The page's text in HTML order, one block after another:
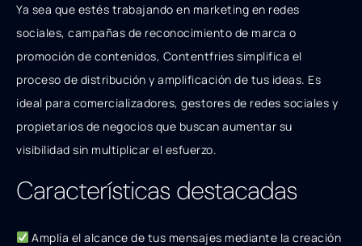
Ya sea que estés trabajando en marketing en redes
sociales, campañas de reconocimiento de marca o
promoción de contenidos, Contentfries simplifica el
proceso de distribución y amplificación de tus ideas. Es
ideal para comercializadores, gestores de redes sociales y
propietarios de negocios que buscan aumentar su
visibilidad sin multiplicar el esfuerzo.
Características destacadas
Amplía el alcance de tus mensajes mediante la creación